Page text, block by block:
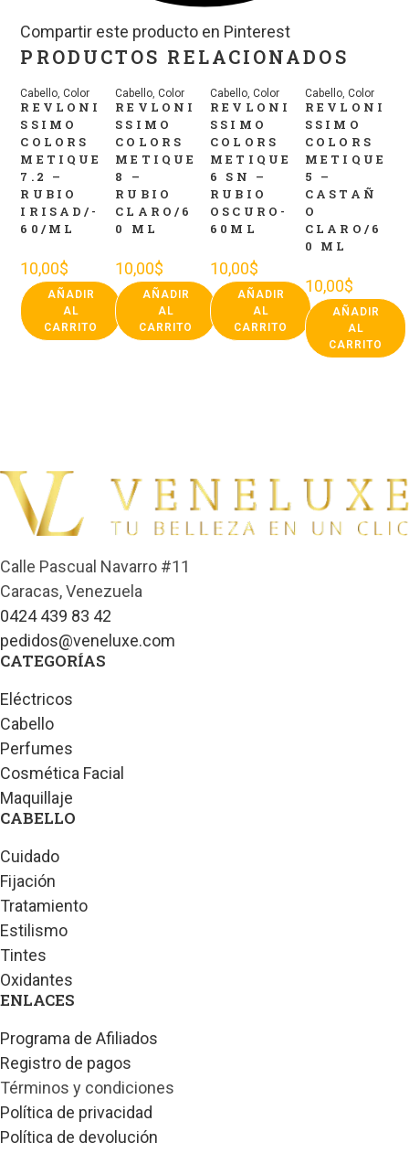
Compartir este producto en Pinterest
PRODUCTOS RELACIONADOS
Cabello,Color
REVLONI
SSIMO
COLORS
METIQUE
7.2 –
RUBIO
IRISAD/-
60/ML
10,00$
AÑADIR
AL
CARRITO
Cabello,Color
REVLONI
SSIMO
COLORS
METIQUE
8 –
RUBIO
CLARO/6
0 ML
10,00$
AÑADIR
AL
CARRITO
Cabello,Color
REVLONI
SSIMO
COLORS
METIQUE
6 SN –
RUBIO
OSCURO-
60ML
10,00$
AÑADIR
AL
CARRITO
Cabello,Color
REVLONI
SSIMO
COLORS
METIQUE
5 –
CASTAÑ
O
CLARO/6
0 ML
10,00$
AÑADIR
AL
CARRITO
Calle Pascual Navarro #11
Caracas, Venezuela
0424 439 83 42
pedidos@veneluxe.com
CATEGORÍAS
Eléctricos
Cabello
Perfumes
Cosmética Facial
Maquillaje
CABELLO
Cuidado
Fijación
Tratamiento
Estilismo
Tintes
Oxidantes
ENLACES
Programa de Afiliados
Registro de pagos
Términos y condiciones
Política de privacidad
Política de devolución